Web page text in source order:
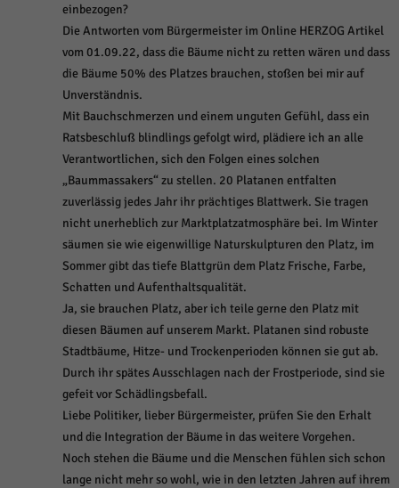
einbezogen?
Die Antworten vom Bürgermeister im Online HERZOG Artikel
vom 01.09.22, dass die Bäume nicht zu retten wären und dass
die Bäume 50% des Platzes brauchen, stoßen bei mir auf
Unverständnis.
Mit Bauchschmerzen und einem unguten Gefühl, dass ein
Ratsbeschluß blindlings gefolgt wird, plädiere ich an alle
Verantwortlichen, sich den Folgen eines solchen
„Baummassakers“ zu stellen. 20 Platanen entfalten
zuverlässig jedes Jahr ihr prächtiges Blattwerk. Sie tragen
nicht unerheblich zur Marktplatzatmosphäre bei. Im Winter
säumen sie wie eigenwillige Naturskulpturen den Platz, im
Sommer gibt das tiefe Blattgrün dem Platz Frische, Farbe,
Schatten und Aufenthaltsqualität.
Ja, sie brauchen Platz, aber ich teile gerne den Platz mit
diesen Bäumen auf unserem Markt. Platanen sind robuste
Stadtbäume, Hitze- und Trockenperioden können sie gut ab.
Durch ihr spätes Ausschlagen nach der Frostperiode, sind sie
gefeit vor Schädlingsbefall.
Liebe Politiker, lieber Bürgermeister, prüfen Sie den Erhalt
und die Integration der Bäume in das weitere Vorgehen.
Noch stehen die Bäume und die Menschen fühlen sich schon
lange nicht mehr so wohl, wie in den letzten Jahren auf ihrem